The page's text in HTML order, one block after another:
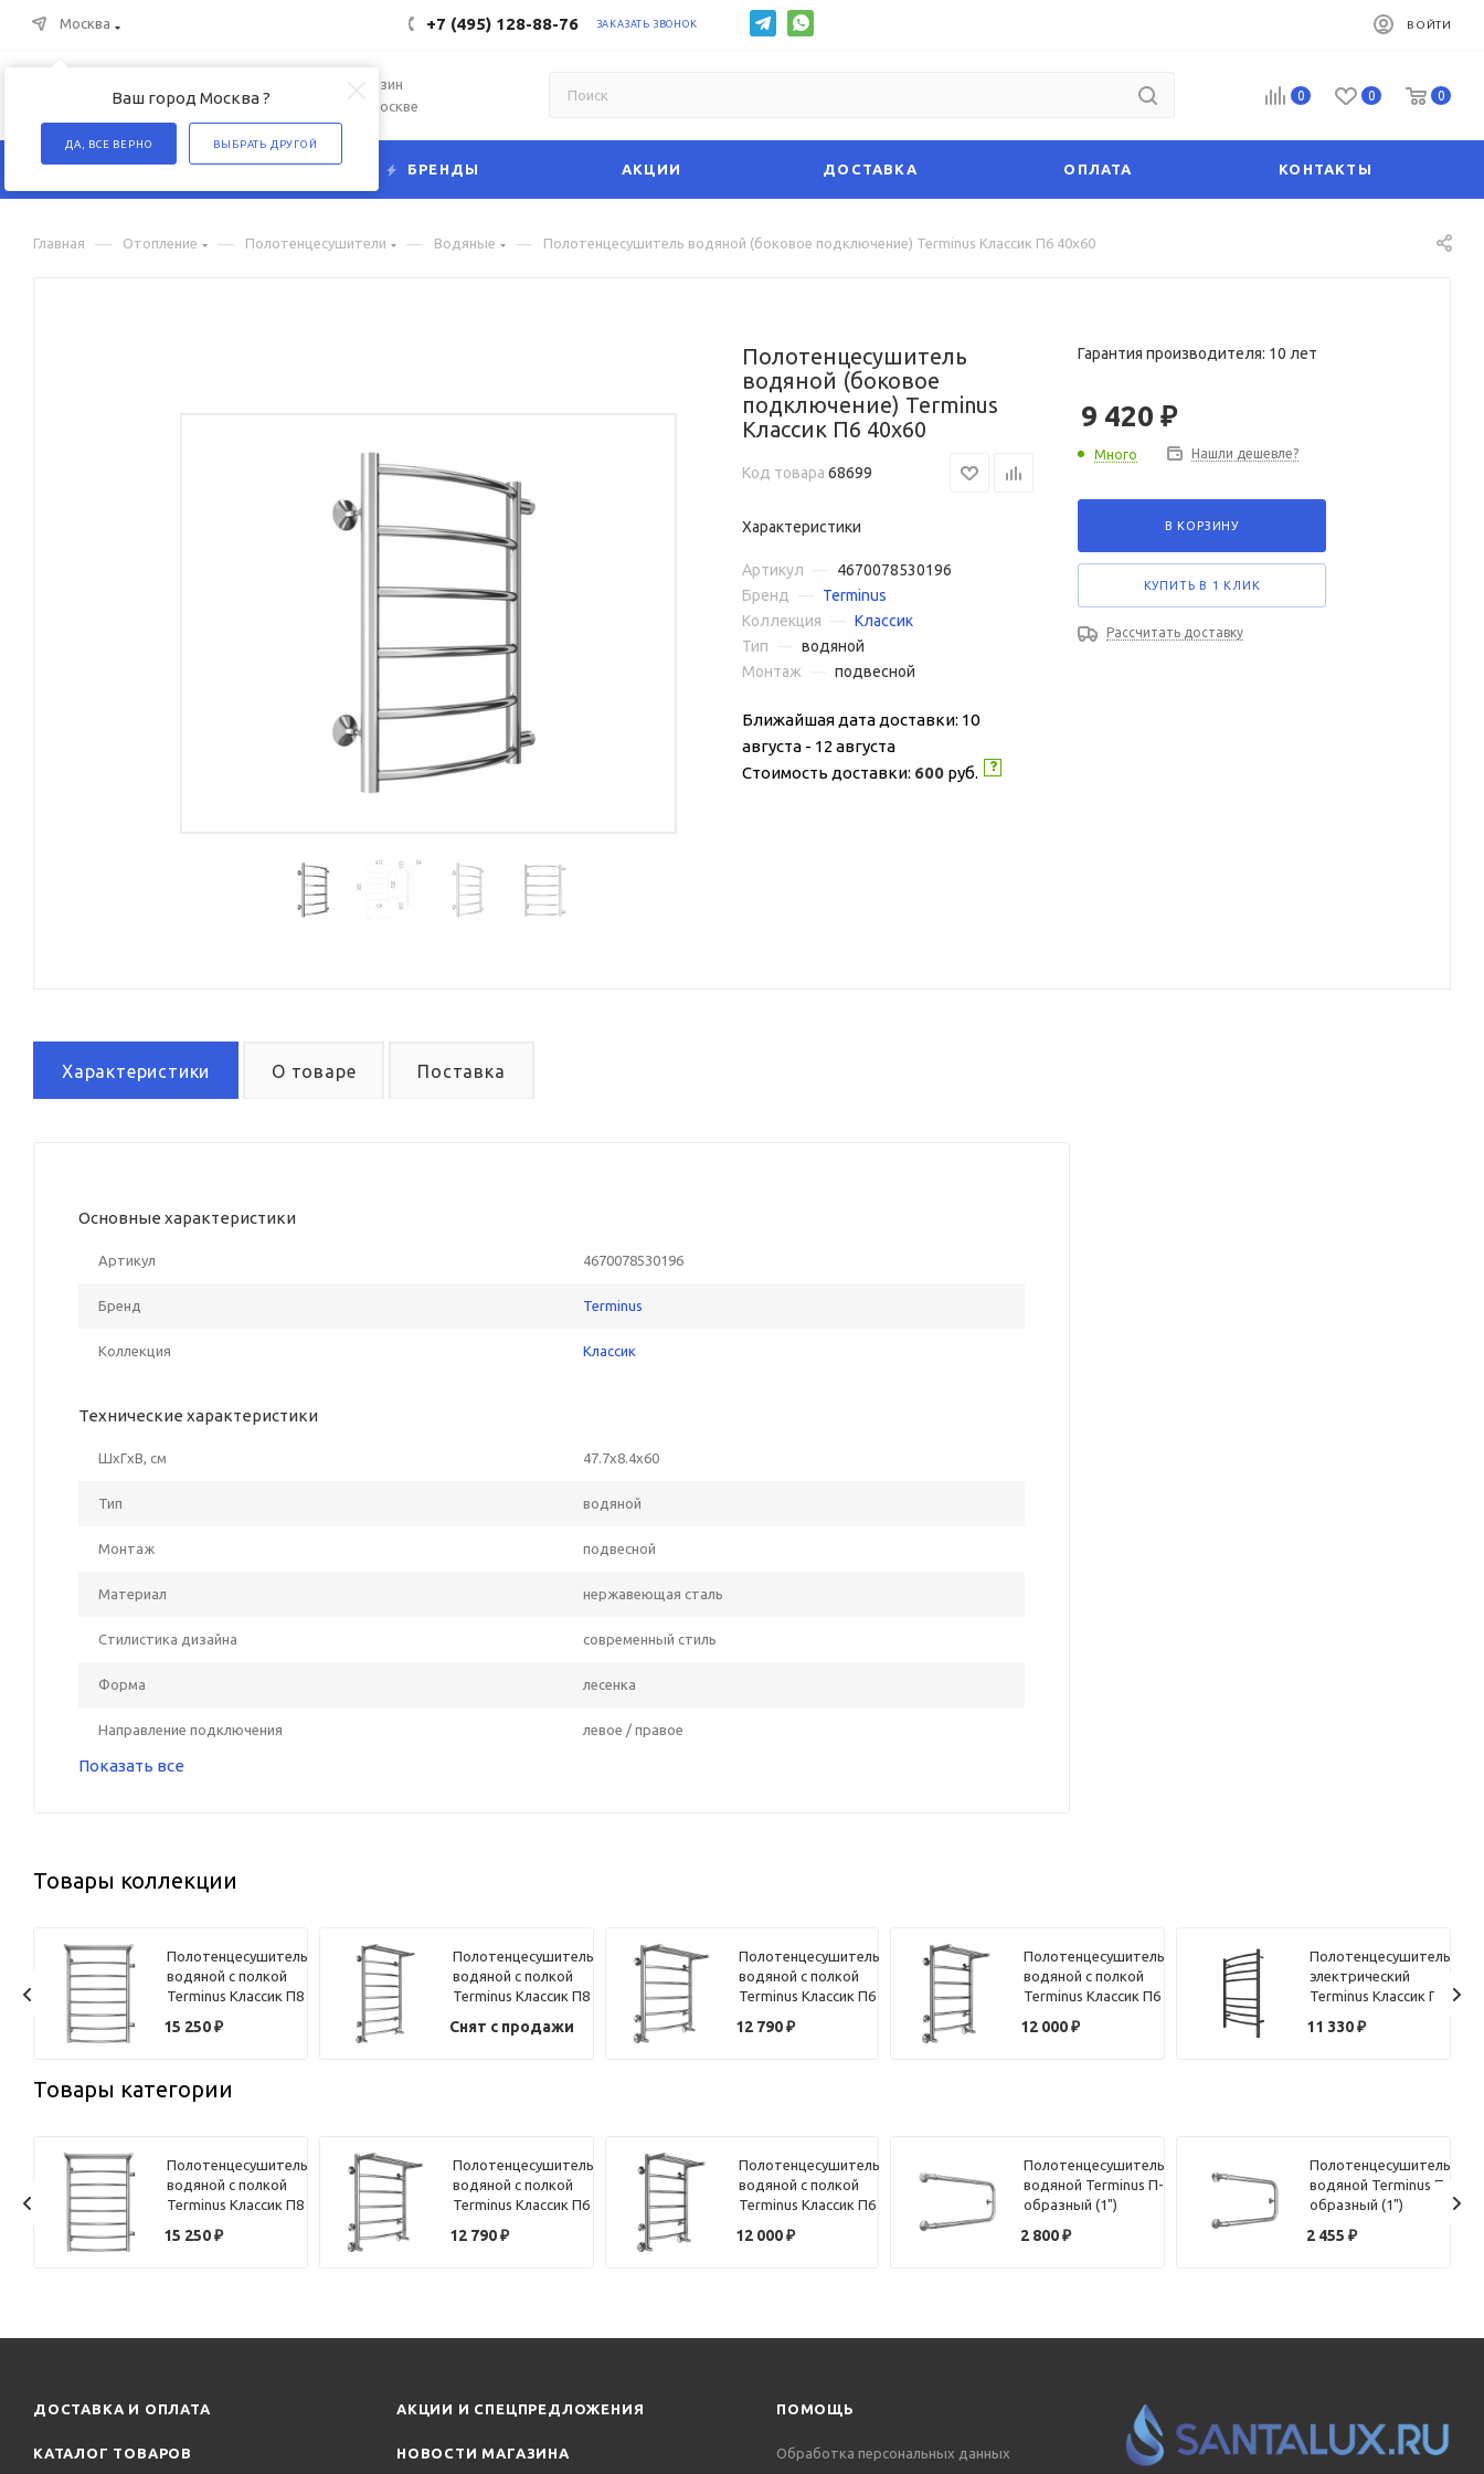
Москва
Ваш город Москва ?
ДА, ВСЕ ВЕРНО ВЫБРАТЬ ДРУГОЙ
+7 (495) 128-88-76 ЗАКАЗАТЬ ЗВОНОК ВОЙТИ
Интернет-магазин
сантехники в Москве
0 0 0
КАТАЛОГ БРЕНДЫ АКЦИИ ДОСТАВКА ОПЛАТА КОНТАКТЫ
Главная — Отопление — Полотенцесушители — Водяные — Полотенцесушитель водяной (боковое подключение) Terminus Классик П6 40х60
Полотенцесушитель
водяной (боковое
подключение) Terminus
Классик П6 40х60
Код товара 68699
Характеристики
Артикул
4670078530196
Бренд
Terminus
Коллекция
Классик
Тип
водяной
Монтаж
подвесной
Ближайшая дата доставки: 10
августа - 12 августа
Стоимость доставки: 600 руб.
Гарантия производителя: 10 лет
9 420 ₽
Много Нашли дешевле?
В КОРЗИНУ
КУПИТЬ В 1 КЛИК
Рассчитать доставку
Характеристики О товаре Поставка
Основные характеристики
Артикул 4670078530196
Бренд Terminus
Коллекция Классик
Технические характеристики
ШxГxВ, см 47.7x8.4x60
Тип водяной
Монтаж подвесной
Материал нержавеющая сталь
Стилистика дизайна современный стиль
Форма лесенка
Направление подключения левое / правое
Показать все
Товары коллекции
Полотенцесушитель
водяной с полкой
Terminus Классик П8
15 250₽
Полотенцесушитель
водяной с полкой
Terminus Классик П8
Снят с продажи
Полотенцесушитель
водяной с полкой
Terminus Классик П6
12 790₽
Полотенцесушитель
водяной с полкой
Terminus Классик П6
12 000₽
Полотенцесушитель
электрический
Terminus Классик П8
муар
11 330₽
Товары категории
Полотенцесушитель
водяной с полкой
Terminus Классик П8
15 250₽
Полотенцесушитель
водяной с полкой
Terminus Классик П6
12 790₽
Полотенцесушитель
водяной с полкой
Terminus Классик П6
12 000₽
Полотенцесушитель
водяной Terminus П-
образный (1")
2 800₽
Полотенцесушитель
водяной Terminus П-
образный (1")
2 455 ₽
ДОСТАВКА И ОПЛАТА
КАТАЛОГ ТОВАРОВ
АКЦИИ И СПЕЦПРЕДЛОЖЕНИЯ
НОВОСТИ МАГАЗИНА
ПОМОЩЬ
Обработка персональных данных